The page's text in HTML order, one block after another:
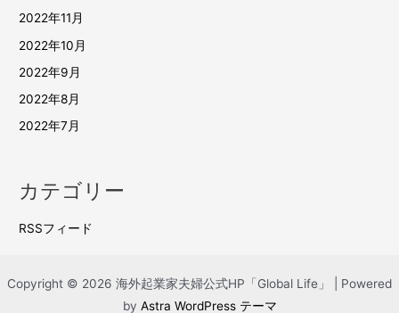
2022年11月
2022年10月
2022年9月
2022年8月
2022年7月
カテゴリー
RSSフィード
Copyright © 2026 海外起業家夫婦公式HP「Global Life」 | Powered
by Astra WordPress テーマ